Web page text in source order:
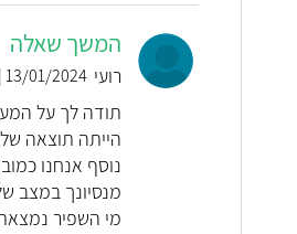
המשך שאלה
רועי 13/01/2024 | 10:48
נוסף אנחנו
מנסיונך במצב
מי השפיר